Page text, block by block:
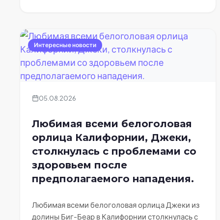
Интересные новости
05.08.2026
Любимая всеми белоголовая
орлица Калифорнии, Джеки,
столкнулась с проблемами со
здоровьем после
предполагаемого нападения.
Любимая всеми белоголовая орлица Джеки из
долины Биг-Беар в Калифорнии столкнулась с